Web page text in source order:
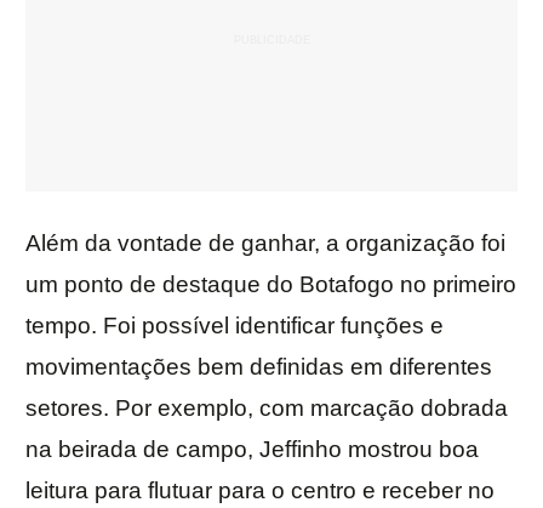
Além da vontade de ganhar, a organização foi
um ponto de destaque do Botafogo no primeiro
tempo. Foi possível identificar funções e
movimentações bem definidas em diferentes
setores. Por exemplo, com marcação dobrada
na beirada de campo, Jeffinho mostrou boa
leitura para flutuar para o centro e receber no